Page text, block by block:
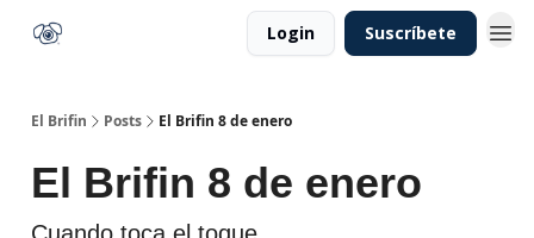
Login Suscríbete
El Brifin Posts El Brifin 8 de enero
El Brifin 8 de enero